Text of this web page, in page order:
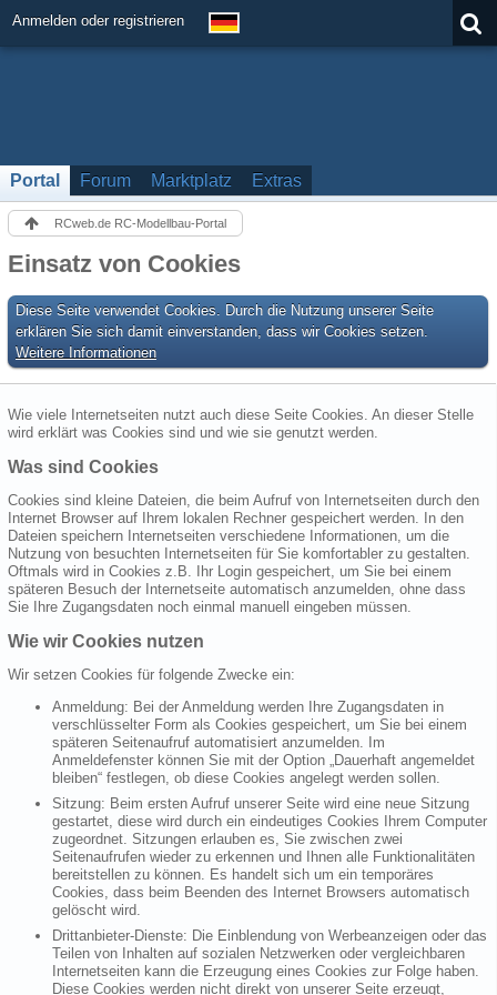
Anmelden oder registrieren
Portal Forum Marktplatz Extras
RCweb.de RC-Modellbau-Portal
Einsatz von Cookies
Diese Seite verwendet Cookies. Durch die Nutzung unserer Seite
erklären Sie sich damit einverstanden, dass wir Cookies setzen.
Weitere Informationen
Wie viele Internetseiten nutzt auch diese Seite Cookies. An dieser Stelle
wird erklärt was Cookies sind und wie sie genutzt werden.
Was sind Cookies
Cookies sind kleine Dateien, die beim Aufruf von Internetseiten durch den
Internet Browser auf Ihrem lokalen Rechner gespeichert werden. In den
Dateien speichern Internetseiten verschiedene Informationen, um die
Nutzung von besuchten Internetseiten für Sie komfortabler zu gestalten.
Oftmals wird in Cookies z.B. Ihr Login gespeichert, um Sie bei einem
späteren Besuch der Internetseite automatisch anzumelden, ohne dass
Sie Ihre Zugangsdaten noch einmal manuell eingeben müssen.
Wie wir Cookies nutzen
Wir setzen Cookies für folgende Zwecke ein:
Anmeldung: Bei der Anmeldung werden Ihre Zugangsdaten in
verschlüsselter Form als Cookies gespeichert, um Sie bei einem
späteren Seitenaufruf automatisiert anzumelden. Im
Anmeldefenster können Sie mit der Option „Dauerhaft angemeldet
bleiben“ festlegen, ob diese Cookies angelegt werden sollen.
Sitzung: Beim ersten Aufruf unserer Seite wird eine neue Sitzung
gestartet, diese wird durch ein eindeutiges Cookies Ihrem Computer
zugeordnet. Sitzungen erlauben es, Sie zwischen zwei
Seitenaufrufen wieder zu erkennen und Ihnen alle Funktionalitäten
bereitstellen zu können. Es handelt sich um ein temporäres
Cookies, dass beim Beenden des Internet Browsers automatisch
gelöscht wird.
Drittanbieter-Dienste: Die Einblendung von Werbeanzeigen oder das
Teilen von Inhalten auf sozialen Netzwerken oder vergleichbaren
Internetseiten kann die Erzeugung eines Cookies zur Folge haben.
Diese Cookies werden nicht direkt von unserer Seite erzeugt,